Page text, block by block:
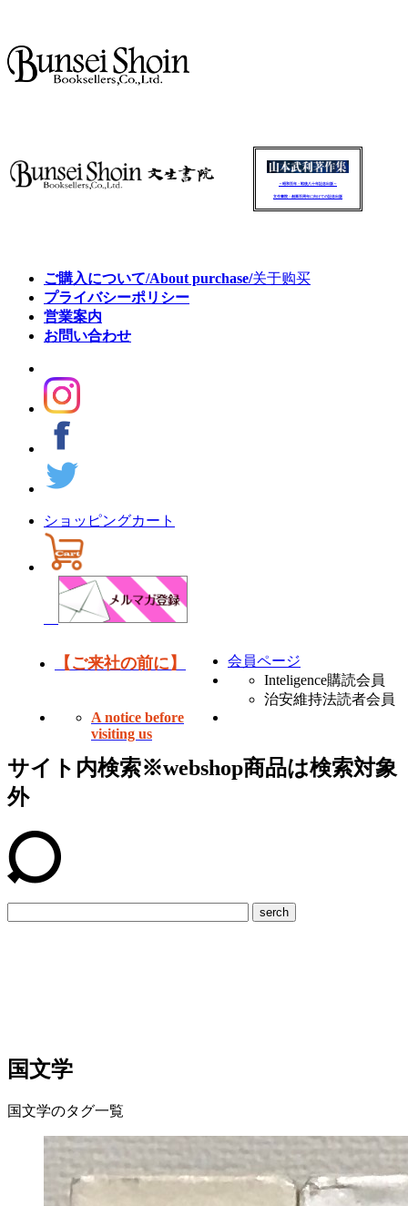
～昭和百年・戦後八十年記念出版～
文生書院：創業百周年に向けての記念出版
ご購入について/About purchase/关于购买
プライバシーポリシー
営業案内
お問い合わせ
ショッピングカート
【ご来社の前に】
会員ページ
Inteligence購読会員
治安維持法読者会員
A notice before
visiting us
サイト内検索※webshop商品は検索対象
外
serch
国文学
国文学のタグ一覧